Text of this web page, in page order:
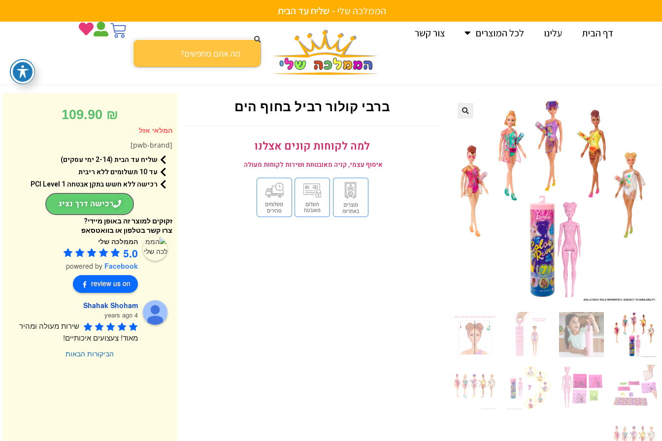
הממלכה שלי - ח ע בית מב צ עיםשווים נ ח
דף הבית עלינו לכל המוצרים צור קשר
ברבי קולור רביל בחוף הים
למה לקוחות קונים אצלנו
איסוף עצמי, קניה מאובטחת ושירות לקוחות מעולה
109.90 ₪
המלאי אזל
[pwb-brand]
שליח עד הבית (2-14 ימי עסקים)
עד 10 תשלומים ללא ריבית
רכישה ללא חשש בתקן אבטחה 1 PCI Level
רכישה דרך נציג
זקוקים למוצר זה באופן מיידי?
צרו קשר בטלפון או בוואטסאפ
הממלכה שלי
5.0
powered by Facebook
review us on
Shahak Shoham
4 years ago
מאוד! צעצועים איכותיים!
הביקורות הבאות